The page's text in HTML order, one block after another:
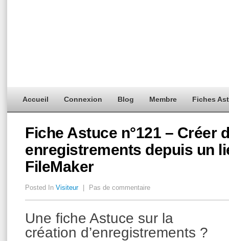
Accueil Connexion Blog Membre Fiches
Fiche Astuce n°121 – Créer
enregistrements depuis un
FileMaker
Posted In Visiteur Pas de commentaire
Une fiche Astuce sur la
création d’enregistrements ?